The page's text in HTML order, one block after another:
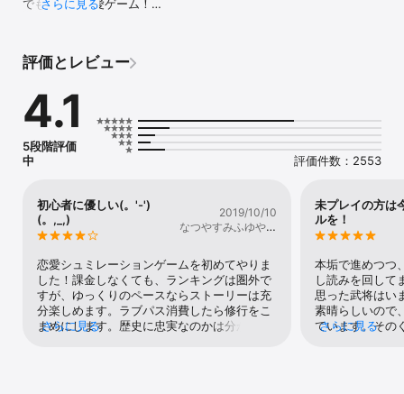
でも遊べる恋愛ゲーム！
大人気恋愛ゲームアプリ『天下統一恋の乱LoveBallad』に新シリー
武将と恋する「華の章」
忍と恋する「月の章」
群雄割拠の戦国時代を舞台に、
２つの恋愛ゲームが同時に楽しめる！
「俺の天下をお前に見せてやる」
------------------------
群雄割拠の戦国時代を舞台に、
武田信玄など、有名戦国武将が登場する恋愛ゲーム！
------------------------
弟の身代わりとして
城で仕えることになったあなた
さらに見る
評価とレビュー
4.1
5段階評価
中
評価件数：2553
初心者に優しい(。'-')
(。,_,)
2019/10/10
なつやすみふゆやす
恋愛シュミレーションゲームを初めてやりま
した！課金しなくても、ランキングは圏外で
すが、ゆっくりのペースならストーリーは充
分楽しめます。ラブパス消費したら修行をこ
まめにします。歴史に忠実なのかは分かりま
さらに見る
未プレイの方は
ルを！
本垢で進めつつ
し読みを回して
思った武将はい
素晴らしいので
ています。その
さらに見る